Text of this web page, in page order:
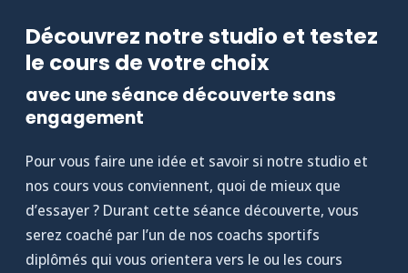
Découvrez notre studio et testez
le cours de votre choix
avec une séance découverte sans
engagement
Pour vous faire une idée et savoir si notre studio et
nos cours vous conviennent, quoi de mieux que
d’essayer ? Durant cette séance découverte, vous
serez coaché par l’un de nos coachs sportifs
diplômés qui vous orientera vers le ou les cours